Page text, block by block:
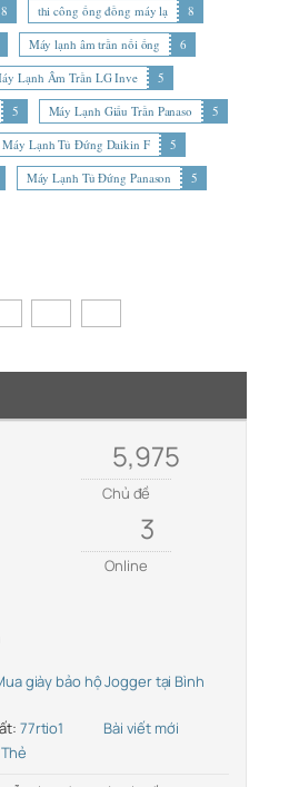
8 thi công ống đồng máy lạ
8
Máy lạnh âm trần nối ống
6
Lạnh Âm Trần LG Inve
5
5 Máy Lạnh Giấu Trần Panaso
5
Máy Lạnh Tủ Đứng Daikin F
5
Máy Lạnh Tủ Đứng Panason 5
5,975
Chủ đề
3
Online
giày bảo hộ Jogger tại Bình
77rtio1
Bài viết mới
Thẻ